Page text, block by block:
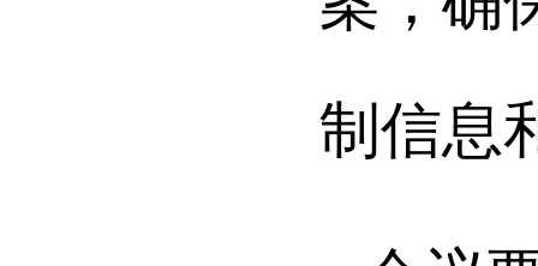
制信息